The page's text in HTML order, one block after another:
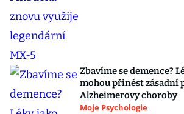
Zbavíme se demence?
mohou přinést zásadní
Alzheimerovy choroby
Moje Psychologie